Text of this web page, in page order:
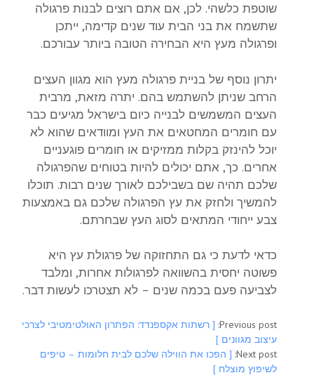
שוטפת כלשהי. לכן, אם אתם רוצים לבנות פרגולה
שתשמח את בני הבית עוד שנים קדימה, ייתכן
ופרגולה מעץ היא הבחירה הטובה ביותר עבורכם.
יתרון נוסף של בניית פרגולה מעץ הוא מגוון העצים
הרחב שניתן להשתמש בהם. יתרה מזאת, מרבית
העצים המשמשים לבנייה כיום בישראל מגיעים כבר
עם חומרים המחטאים את העץ ומוודאים שהוא לא
יוכל להינזק בקלות ממזיקים או חומרים פוגעניים
אחרים. כך, אתם יכולים להיות בטוחים שהפרגולה
שלכם תהיה שם בשבילכם לאורך שנים רבות. תוכלו
להמשיך ולחזק את עץ הפרגולה שלכם גם באמצעות
צבע ייחודי המתאים לסוג העץ שבחרתם.
כדאי לדעת כי גם התחזוקה של פרגולת עץ היא
פשוטה יחסית בהשוואה לפרגולות אחרות, ומלבד
לצביעה פעם בכמה שנים – לא תצטרכו לעשות דבר.
Previous post: [ רשתות אקספנדד: הפתרון האולטימטיבי לצרכי
עיצוב מגוונים ]
Next post: [ הפכו את הווילה שלכם לבית חלומות – טיפים
לשיפוץ מוצלח ]